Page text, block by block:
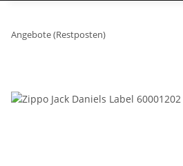
Angebote (Restposten)